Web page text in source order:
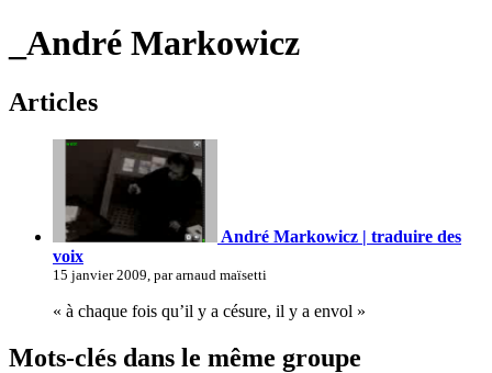
_André Markowicz
Articles
André Markowicz | traduire des
voix
15 janvier 2009, par arnaud maïsetti
« à chaque fois qu’il y a césure, il y a envol »
Mots-clés dans le même groupe